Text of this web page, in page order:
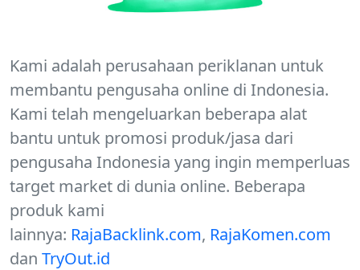
Kami adalah perusahaan periklanan untuk
membantu pengusaha online di Indonesia.
Kami telah mengeluarkan beberapa alat
bantu untuk promosi produk/jasa dari
pengusaha Indonesia yang ingin memperluas
target market di dunia online. Beberapa
produk kami
lainnya: RajaBacklink.com, RajaKomen.com
dan TryOut.id